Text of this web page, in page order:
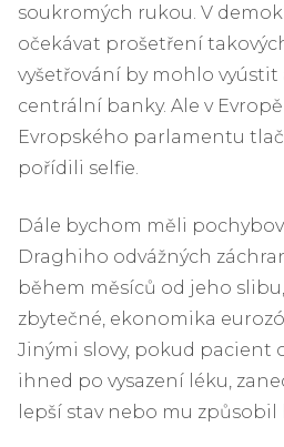
soukromých rukou. V
očekávat prošetření
vyšetřování by mohlo vyústit
centrální banky. Ale v
Evropského parlamentu
pořídili selfie.
Dále bychom měli
Draghiho odvážných
během měsíců od jeho
zbytečné, ekonomika
Jinými slovy, pokud pacient
ihned po vysazení léku,
lepší stav nebo mu způsobil